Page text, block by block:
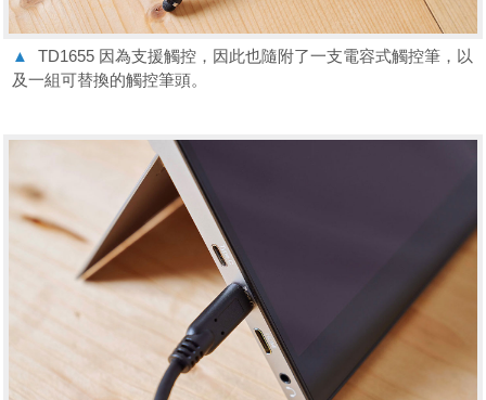
▲
TD1655 因為支援觸控，因此也隨附了一支電容式觸控筆，以
及一組可替換的觸控筆頭。